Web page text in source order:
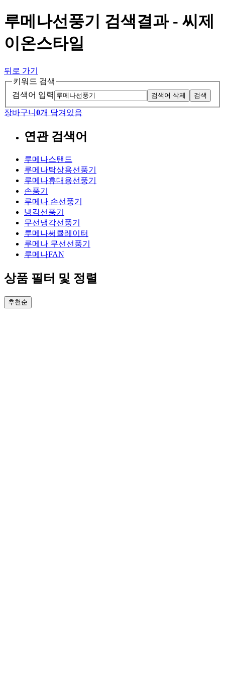
루메나선풍기 검색결과 - 씨제
이온스타일
뒤로 가기
키워드 검색
검색어 입력
검색어 삭제 검색
장바구니 0개 담겨있음
연관 검색어
루메나스탠드
루메나탁상용선풍기
루메나휴대용선풍기
손풍기
루메나 손선풍기
냉각선풍기
무선냉각선풍기
루메나써큘레이터
루메나 무선선풍기
루메나FAN
상품 필터 및 정렬
추천순